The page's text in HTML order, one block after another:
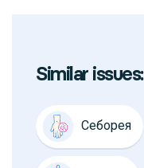
Similar issues:
Себорея